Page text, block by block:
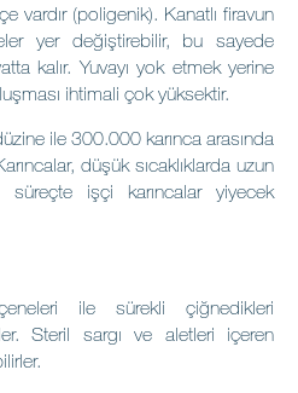
vardır (poligenik). Kanatlı firavun
yer değiştirebilir, bu sayede
kalır. Yuvayı yok etmek yerine
ihtimali çok yüksektir.
ile 300.000 karınca arasında
düşük sıcaklıklarda uzun
işçi karıncalar yiyecek
ile sürekli çiğnedikleri
Steril sargı ve aletleri içeren